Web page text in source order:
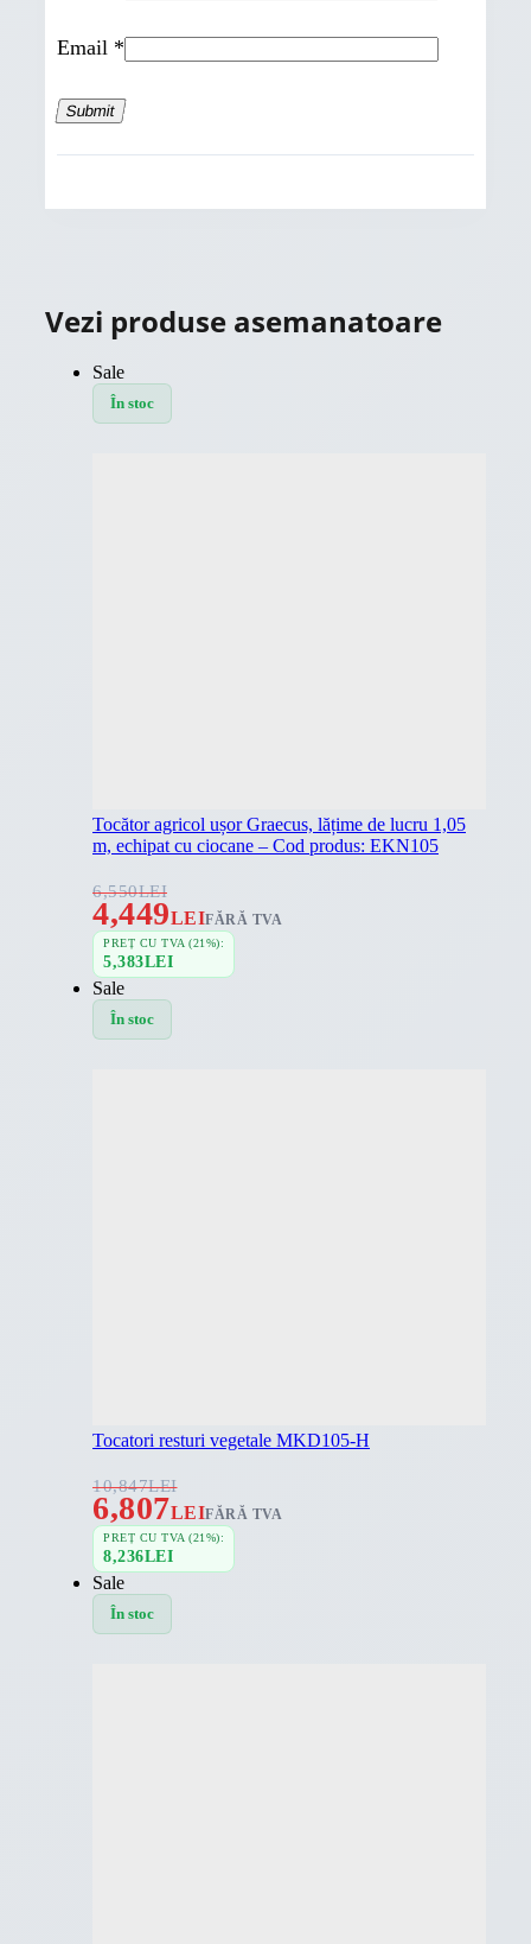
Email *
Vezi produse asemanatoare
Sale
În stoc
Tocător agricol ușor Graecus, lățime de lucru 1,05
m, echipat cu ciocane – Cod produs: EKN105
6,550LEI
4,449LEIFĂRĂ TVA
PREȚ CU TVA (21%):
5,383LEI
Sale
În stoc
Tocatori resturi vegetale MKD105-H
10,847LEI
6,807LEIFĂRĂ TVA
PREȚ CU TVA (21%):
8,236LEI
Sale
În stoc